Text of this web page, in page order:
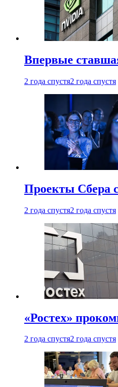
Впервые
2 года спустя2 года спустя
Проекты Сбера
2 года спустя2 года спустя
«Ростех»
2 года спустя2 года спустя